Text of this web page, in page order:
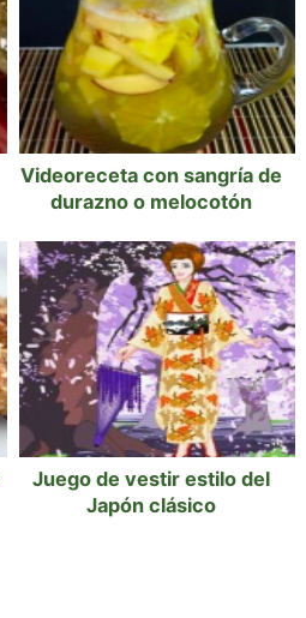
Videoreceta con sangría de
durazno o melocotón
Juego de vestir estilo del
Japón clásico